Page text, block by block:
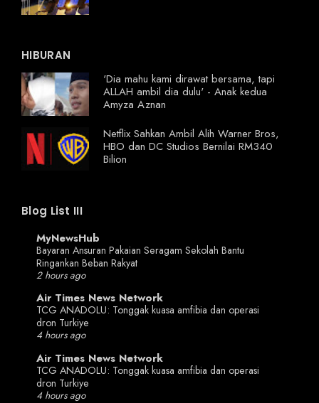
HIBURAN
'Dia mahu kami dirawat bersama, tapi
ALLAH ambil dia dulu' - Anak kedua
Amyza Aznan
Netflix Sahkan Ambil Alih Warner Bros,
HBO dan DC Studios Bernilai RM340
Bilion
Blog List III
MyNewsHub
Bayaran Ansuran Pakaian Seragam Sekolah Bantu
Ringankan Beban Rakyat
2 hours ago
Air Times News Network
TCG ANADOLU: Tonggak kuasa amfibia dan operasi
dron Turkiye
4 hours ago
Air Times News Network
TCG ANADOLU: Tonggak kuasa amfibia dan operasi
dron Turkiye
4 hours ago